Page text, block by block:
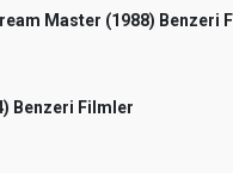
Master (1988) Benzeri
Benzeri Filmler